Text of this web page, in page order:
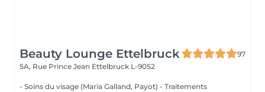
Beauty Lounge Ettelbruck
97
5A, Rue Prince Jean Ettelbruck L-9052
- Soins du visage (Maria Galland, Payot) - Traitements